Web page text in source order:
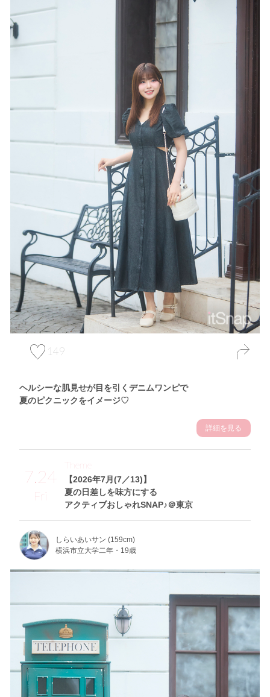
149
ヘルシーな肌見せが目を引くデニムワンピで
夏のピクニックをイメージ♡
詳細を見る
7.24
Fri
【2026年7月(7／13)】
夏の日差しを味方にする
アクティブおしゃれSNAP♪＠東京
Theme
しらいあいサン (159cm)
横浜市立大学二年・19歳